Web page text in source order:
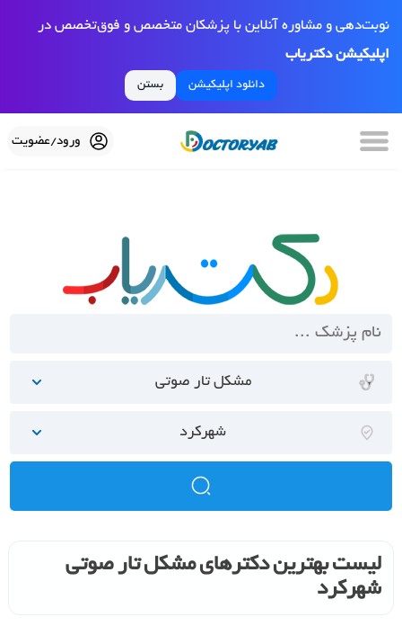
نوبت‌دهی و مشاوره آنلاین با پزشکان متخصص و فوق‌تخصص در
اپلیکیشن دکتریاب
دانلود اپلیکیشن بستن
ورود/عضویت
مشکل تار صوتی
شهرکرد
لیست بهترین دکترهای مشکل تار صوتی
شهرکرد